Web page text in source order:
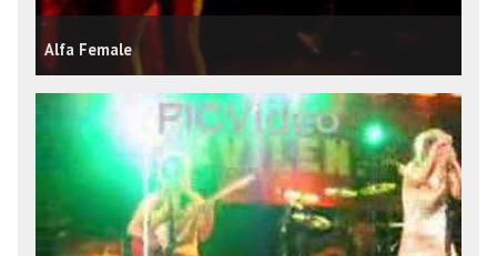
Alfa Female